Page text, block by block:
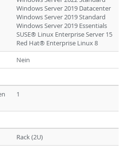
Windows Server 2019 Datacenter
Windows Server 2019 Standard
Windows Server 2019 Essentials
SUSE® Linux Enterprise Server 15
Red Hat® Enterprise Linux 8
Nein
1
Rack (2U)